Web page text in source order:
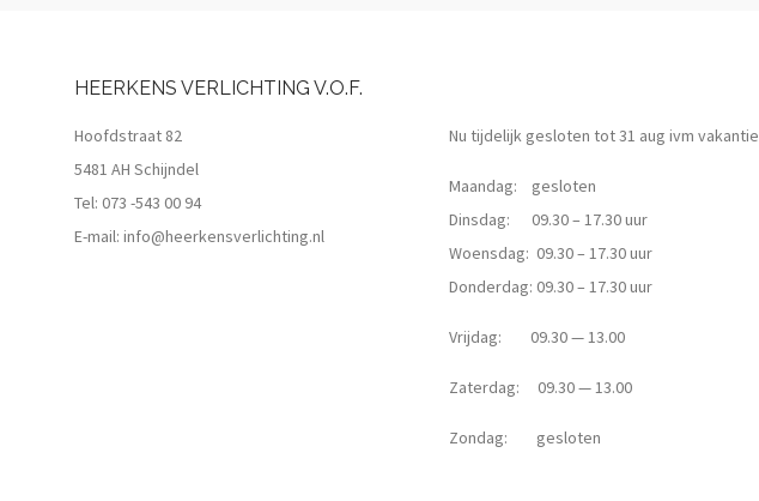
HEERKENS VERLICHTING V.O.F.
Hoofdstraat 82
5481 AH Schijndel
Tel: 073 -543 00 94
E-mail: info@heerkensverlichting.nl
Nu tijdelijk gesloten tot 31 aug ivm vakantie
Maandag: gesloten
Dinsdag: 09.30 – 17.30 uur
Woensdag: 09.30 – 17.30 uur
Donderdag: 09.30 – 17.30 uur
Vrijdag: 09.30 — 13.00
Zaterdag: 09.30 — 13.00
Zondag: gesloten